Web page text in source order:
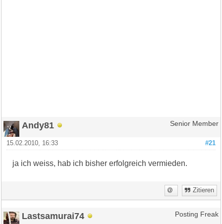
Andy81 Senior Member
#21
15.02.2010, 16:33
ja ich weiss, hab ich bisher erfolgreich vermieden.
Zitieren
Lastsamurai74 Posting Freak